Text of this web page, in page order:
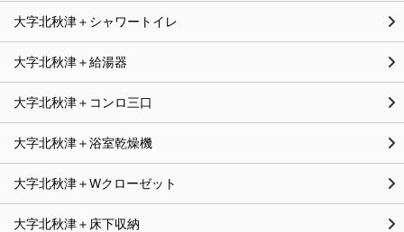
大字北秋津＋シャワートイレ
大字北秋津＋給湯器
大字北秋津＋コンロ三口
大字北秋津＋浴室乾燥機
大字北秋津＋Wクローゼット
大字北秋津＋床下収納